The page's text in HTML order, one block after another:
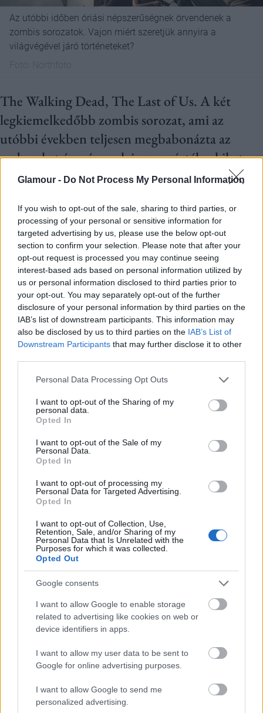
Glamour - Do Not Process My Personal Information
If you wish to opt-out of the sale, sharing to third parties, or
processing of your personal or sensitive information for
targeted advertising by us, please use the below opt-out
section to confirm your selection. Please note that after your
opt-out request is processed you may continue seeing
interest-based ads based on personal information utilized by
us or personal information disclosed to third parties prior to
your opt-out. You may separately opt-out of the further
disclosure of your personal information by third parties on the
IAB’s list of downstream participants. This information may
also be disclosed by us to third parties on the IAB’s List of
Downstream Participants that may further disclose it to other
Please note that this website/app uses one or more Google
not limited to your visit or usage behaviour. You may click to
grant or deny consent to Google and its third-party tags to
use your data for below specified purposes in below Google
consent section.
Personal Data Processing Opt Outs
I want to opt-out of the Sharing of my
personal data.
Opted In
I want to opt-out of the Sale of my
Personal Data.
Opted In
I want to opt-out of processing my
Personal Data for Targeted Advertising.
Opted In
I want to opt-out of Collection, Use,
Retention, Sale, and/or Sharing of my
Personal Data that Is Unrelated with the
Purposes for which it was collected.
Opted Out
Google consents
I want to allow Google to enable storage
related to advertising like cookies on web or
device identifiers in apps.
I want to allow my user data to be sent to
Google for online advertising purposes.
I want to allow Google to send me
personalized advertising.
Az utóbbi időben óriási népszerűségnek örvendenek a
zombis sorozatok. Vajon miért szeretjük annyira a
világvégével járó történeteket?
The Walking Dead, The Last of Us. A két
legkiemelkedőbb zombis sorozat, ami az
utóbbi években teljesen megbabonázta az
embereket és még azok is megnézték, akiket
teljesen hidegen hagynak a zombik és a velük
népszerűségének?
Még a vak is látja, hogy manapság még a csapból
is zombik folynak: újabb melléksorozatot kapott
a 11. évadot megélt The Walking Dead, 2025-
ben pedig érkezik a The Last of Us 2. De mégis
mikor lett az emberiség ekkora zombirajongó?
Miért imádjuk a világvégét, a sírig tartó öldöklést
és a lélektelen szörnyeket?
A zombiimádat eredete
További cikkeink
KULTÚRA
Hegedűs Andrea textilművész: